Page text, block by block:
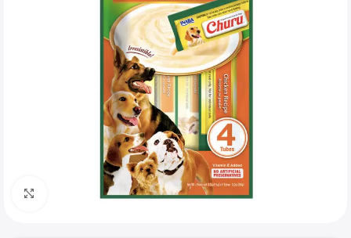
Haga clic para ampliar